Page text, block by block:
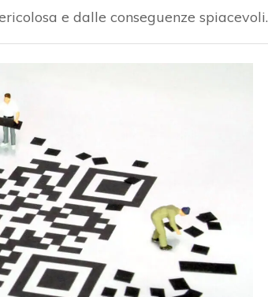
e dalle conseguenze spiacevoli.